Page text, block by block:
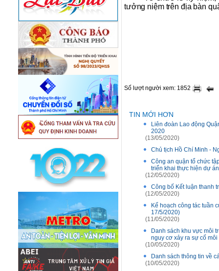
tưởng niệm trên địa bàn
Số lượt người xem: 1852
TIN MỚI HƠN
Liên đoàn Lao động
2020
(13/05/2020)
Chủ tịch Hồ Chí Minh -
Công an quận tổ chức
triển khai thực hiện dự
(12/05/2020)
Công bố Kết luận thanh
(12/05/2020)
Kế hoạch công tác tuần
17/5/2020)
(11/05/2020)
Danh sách khu vực môi
nguy cơ xảy ra sự cố
(10/05/2020)
Danh sách thông tin về
(10/05/2020)